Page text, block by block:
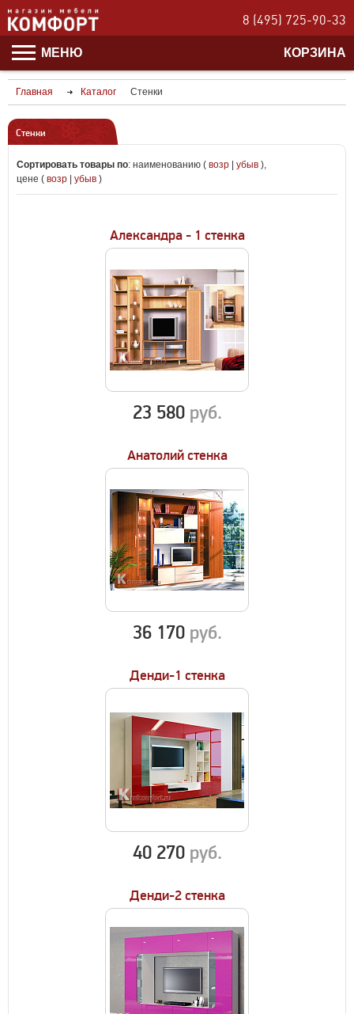
8 (495) 725-90-33
МЕНЮ КОРЗИНА
Главная Каталог Стенки
Стенки
Сортировать товары по: наименованию ( возр убыв ),
цене ( возр убыв )
Александра - 1 стенка
23 580 руб.
Анатолий стенка
36 170 руб.
Денди-1 стенка
40 270 руб.
Денди-2 стенка